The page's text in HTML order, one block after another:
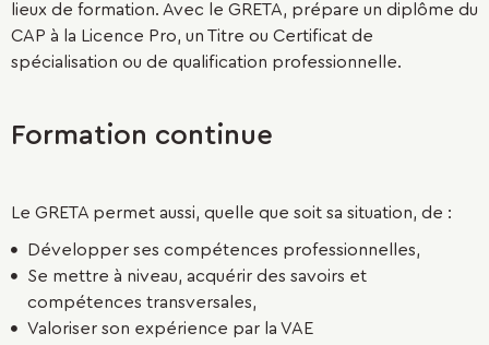
lieux de formation. Avec le GRETA, prépare un diplôme du
CAP à la Licence Pro, un Titre ou Certificat de
spécialisation ou de qualification professionnelle.
Formation continue
Le GRETA permet aussi, quelle que soit sa situation, de :
Développer ses compétences professionnelles,
Se mettre à niveau, acquérir des savoirs et
compétences transversales,
Valoriser son expérience par la VAE